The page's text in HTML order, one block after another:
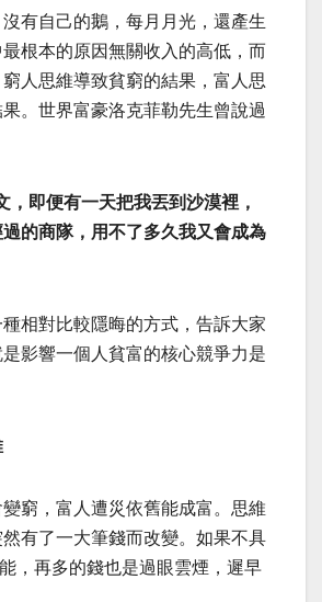
有自己的鵝，每月月光，還產生
根本的原因無關收入的高低，而
人思維導致貧窮的結果，富人思
。世界富豪洛克菲勒先生曾說過
，即便有一天把我丟到沙漠裡，
的商隊，用不了多久我又會成為
相對比較隱晦的方式，告訴大家
影響一個人貧富的核心競爭力是
窮，富人遭災依舊能成富。思維
有了一大筆錢而改變。如果不具
，再多的錢也是過眼雲煙，遲早